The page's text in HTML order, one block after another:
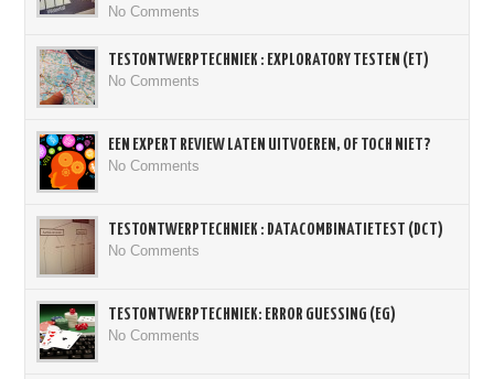
No Comments
TESTONTWERPTECHNIEK : EXPLORATORY TESTEN (ET)
No Comments
EEN EXPERT REVIEW LATEN UITVOEREN, OF TOCH NIET?
No Comments
TESTONTWERPTECHNIEK : DATACOMBINATIETEST (DCT)
No Comments
TESTONTWERPTECHNIEK: ERROR GUESSING (EG)
No Comments